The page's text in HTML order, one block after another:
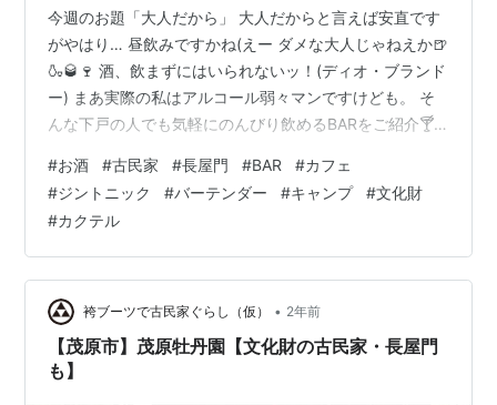
今週のお題「大人だから」 大人だからと言えば安直です
がやはり… 昼飲みですかね(えー ダメな大人じゃねえか🍺
🍶🥃🍷 酒、飲まずにはいられないッ！(ディオ・ブランド
ー) まあ実際の私はアルコール弱々マンですけども。 そ
んな下戸の人でも気軽にのんびり飲めるBARをご紹介🍸
しれない...千葉県一宮町にあるッ チーバくんでいうと二
の腕あたり？💪 Campsite TORAMI(旧秋場家住宅)
www.campsite-torami.com メインの事業はキャンプ場！
東浪見駅から徒歩2分ほどで抜群すぎるアクセス。 敷地
が広いためもちろん駐車場あり。 …
#お酒 #古民家 #長屋門 #BAR #カフェ
#ジントニック #バーテンダー #キャンプ #文化財
#カクテル
袴ブーツで古民家ぐらし（仮） • 2年前
【茂原市】茂原牡丹園【文化財の古民家・長屋門
も】